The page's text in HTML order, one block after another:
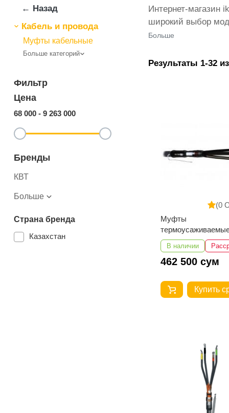
← Назад
Кабель и провода
Муфты кабельные
Больше категорий
Фильтр
Цена
68 000 - 9 263 000
Бренды
КВТ
Больше
Страна бренда
Казахстан
Интернет-магазин
широкий выбор
оплаты и заказать
Больше
Результаты 1-32
(0
Муфты
концевые
установки
35...50 с
В наличии
462 500 сум
Купить